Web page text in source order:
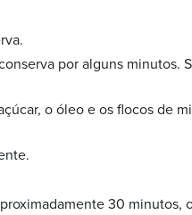
por alguns minutos.
o óleo e os flocos de
30